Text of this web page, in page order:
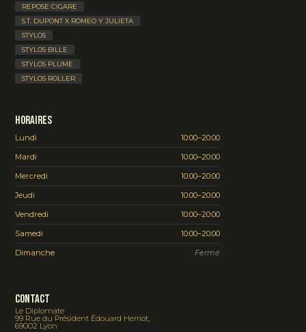
REPOSE CIGARE
S.T. DUPONT X ROMEO Y JULIETA
STYLOS
STYLOS BILLE
STYLOS PLUME
STYLOS ROLLER
Horaires
Lundi
10:00–20:00
Mardi
10:00–20:00
Mercredi
10:00–20:00
Jeudi
10:00–20:00
Vendredi
10:00–20:00
Samedi
10:00–20:00
Dimanche
Fermé
Contact
Le Diplomate
99 Rue du Président Édouard Herriot,
69002 Lyon